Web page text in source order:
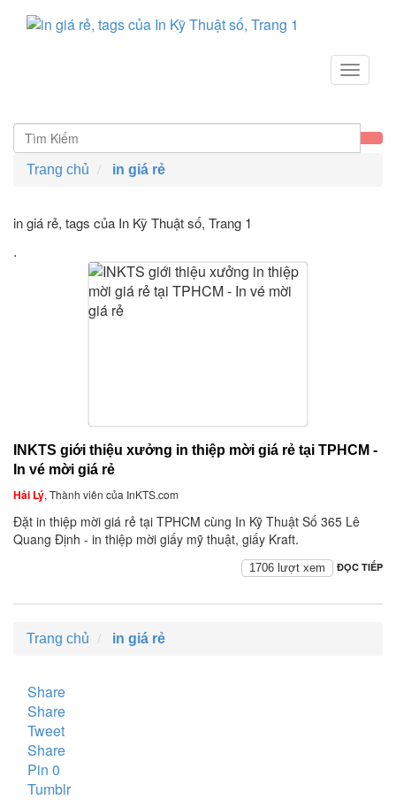
Toggle
Trang chủ in giá rẻ
in giá rẻ, tags của In Kỹ Thuật số, Trang 1
.
INKTS giới thiệu xưởng in thiệp mời giá rẻ tại TPHCM -
In vé mời giá rẻ
Hải Lý, Thành viên của InKTS.com
Đặt in thiệp mời giá rẻ tại TPHCM cùng In Kỹ Thuật Số 365 Lê
Quang Định - in thiệp mời giấy mỹ thuật, giấy Kraft.
ĐỌC TIẾP
1706 lượt xem
Trang chủ in giá rẻ
Share
Share
Tweet
Share
Pin 0
Tumblr